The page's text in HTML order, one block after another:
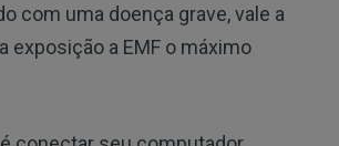
com uma doença grave, vale a
exposição a EMF o máximo